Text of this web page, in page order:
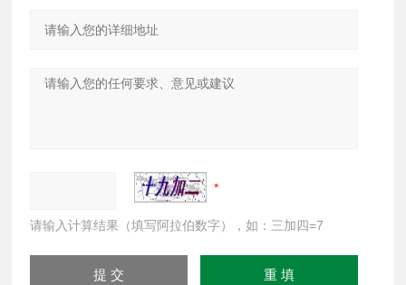
请输入计算结果（填写阿拉伯数字），如：三加四=7